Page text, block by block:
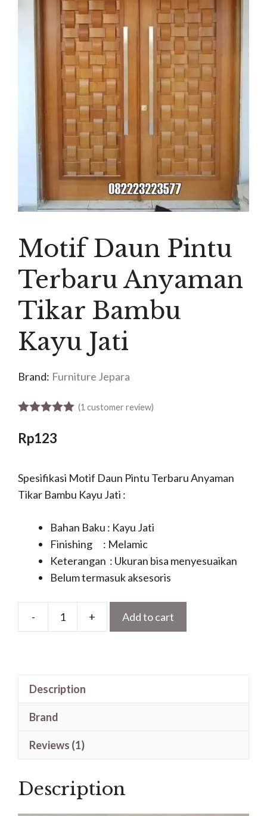
Motif Daun Pintu
Terbaru Anyaman
Tikar Bambu
Kayu Jati
Brand: Furniture Jepara
(1 customer review)
Rp123
Spesifikasi Motif Daun Pintu Terbaru Anyaman
Tikar Bambu Kayu Jati :
Bahan Baku : Kayu Jati
Finishing : Melamic
Keterangan : Ukuran bisa menyesuaikan
Belum termasuk aksesoris
-
Motif
Jati
+ Add to cart
Description
Brand
Reviews (1)
Description